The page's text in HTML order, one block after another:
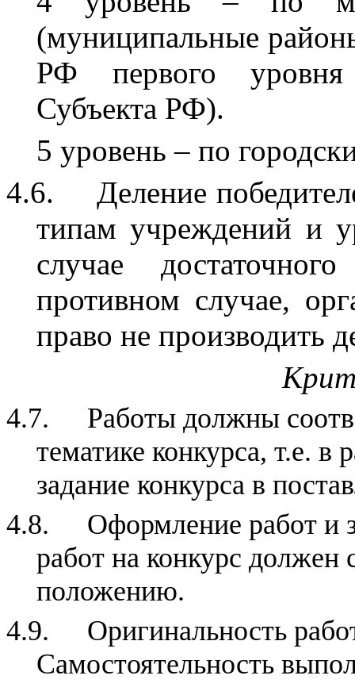
(муниципальные
РФ первого уровня
Субъекта РФ).
5 уровень – по
4.6.
Деление
типам учреждений и
случае
противном случае,
право не производить
4.7.
Работы должны
тематике конкурса, т.е.
задание конкурса в
4.8.
Оформление работ и
работ на конкурс должен
положению.
4.9.
Оригинальность
Самостоятельность